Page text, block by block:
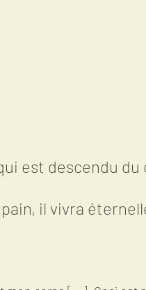
est descendu du
il vivra